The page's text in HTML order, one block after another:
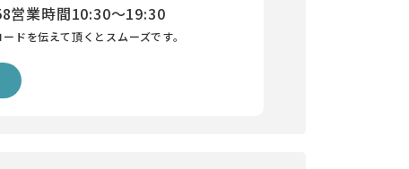
営業時間10:30～19:30
ドを伝えて頂くとスムーズです。